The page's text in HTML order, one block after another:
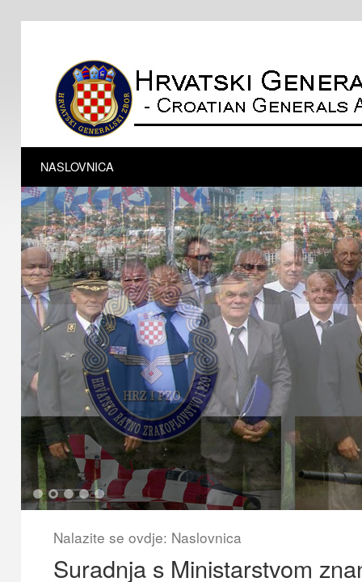
NASLOVNICA
1 2 3 4 5
Nalazite se ovdje: Naslovnica
Suradnja s Ministarstvom